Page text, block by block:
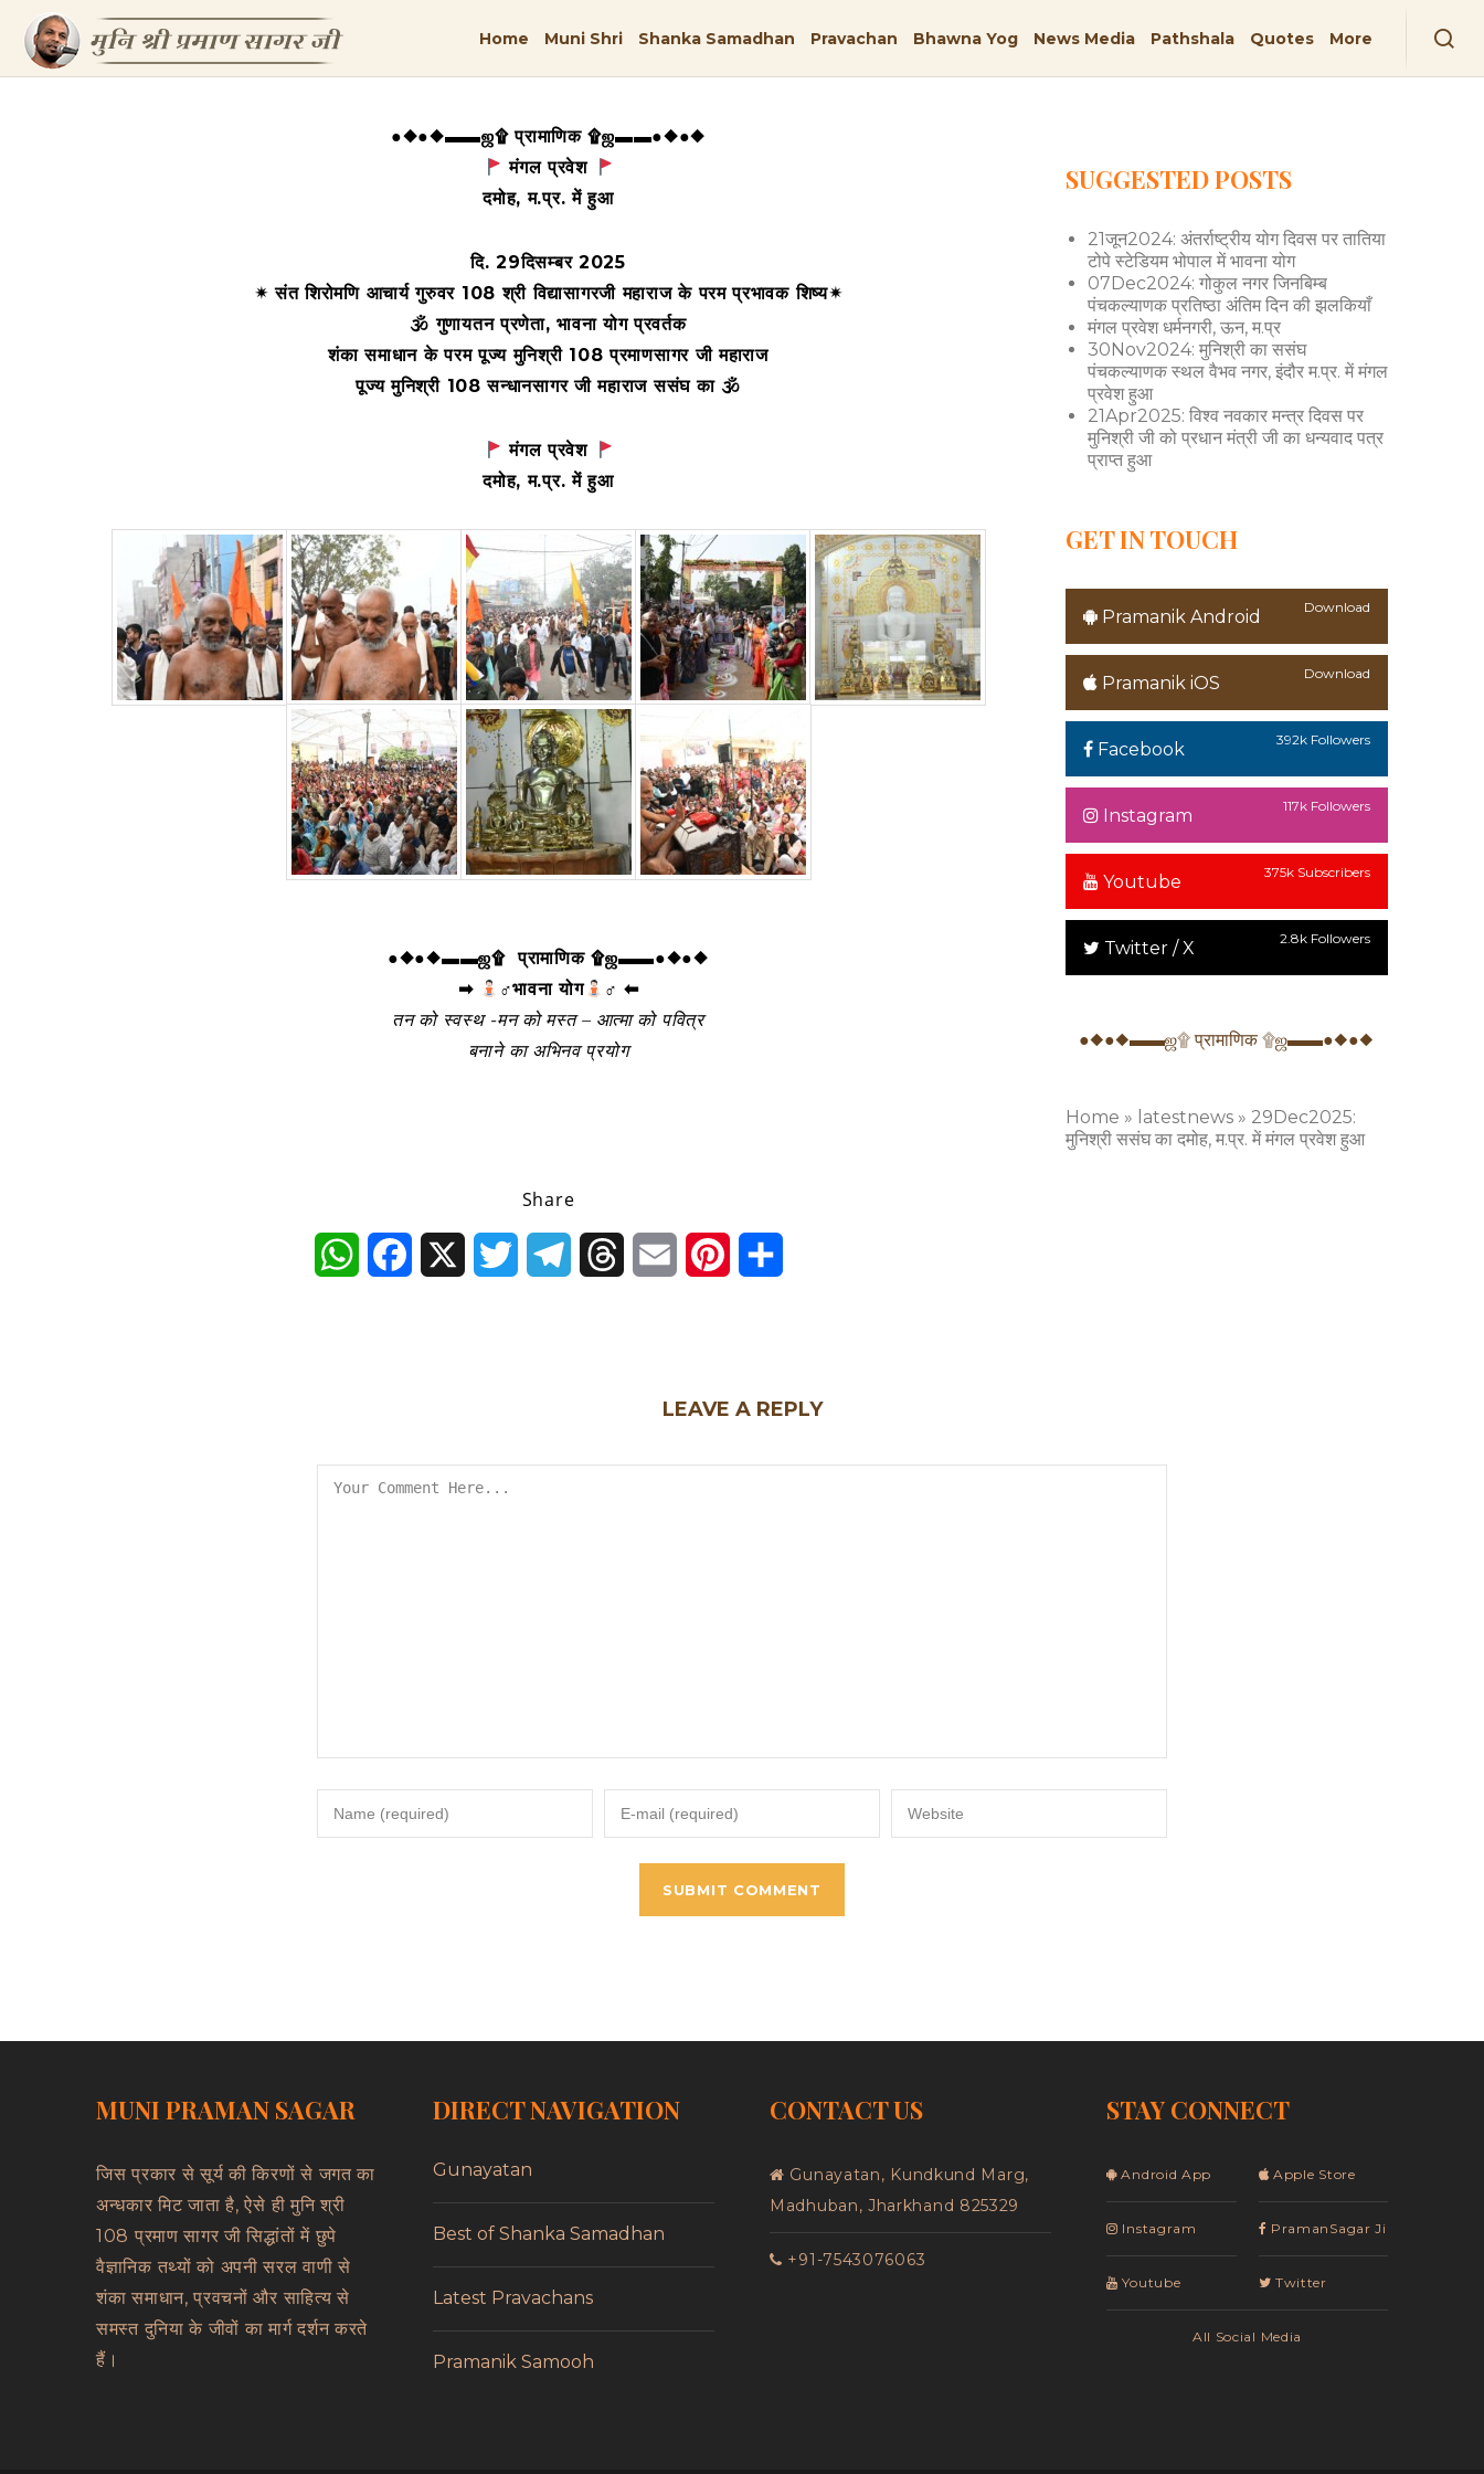
Home Muni Shri Shanka Samadhan Pravachan Bhawna Yog News Media Pathshala Quotes More
●◆●◆▬▬ஜ۩ प्रामाणिक ۩ஜ▬▬●◆●◆
मंगल प्रवेश
दमोह, म.प्र. में हुआ
दि. 29दिसम्बर 2025
✴ संत शिरोमणि आचार्य गुरुवर 108 श्री विद्यासागरजी महाराज के परम प्रभावक शिष्य✴
🕉 गुणायतन प्रणेता, भावना योग प्रवर्तक
शंका समाधान के परम पूज्य मुनिश्री 108 प्रमाणसागर जी महाराज
पूज्य मुनिश्री 108 सन्धानसागर जी महाराज ससंघ का 🕉
मंगल प्रवेश
दमोह, म.प्र. में हुआ
●◆●◆▬▬ஜ۩ प्रामाणिक ۩ஜ▬▬●◆●◆
➡
‍♂भावना योग
‍♂ ⬅
तन को स्वस्थ -मन को मस्त – आत्मा को पवित्र
बनाने का अभिनव प्रयोग
Share
WhatsAppFacebook Twitter TelegramThreadsEmail Pinterest
SUGGESTED POSTS
21जून2024: अंतर्राष्ट्रीय योग दिवस पर तातिया
टोपे स्टेडियम भोपाल में भावना योग
07Dec2024: गोकुल नगर जिनबिम्ब
पंचकल्याणक प्रतिष्ठा अंतिम दिन की झलकियाँ
मंगल प्रवेश धर्मनगरी, ऊन, म.प्र
30Nov2024: मुनिश्री का ससंघ
पंचकल्याणक स्थल वैभव नगर, इंदौर म.प्र. में मंगल
प्रवेश हुआ
21Apr2025: विश्व नवकार मन्त्र दिवस पर
मुनिश्री जी को प्रधान मंत्री जी का धन्यवाद पत्र
प्राप्त हुआ
GET IN TOUCH
Pramanik Android Download
Pramanik iOS Download
Facebook 392k Followers
Instagram 117k Followers
Youtube 375k Subscribers
Twitter / X 2.8k Followers
●◆●◆▬▬ஜ۩ प्रामाणिक ۩ஜ▬▬●◆●◆
Home » latestnews» 29Dec2025:
मुनिश्री ससंघ का दमोह, म.प्र. में मंगल प्रवेश हुआ
LEAVE A REPLY
MUNI PRAMAN SAGAR
जिस प्रकार से सूर्य की किरणों से जगत का
अन्धकार मिट जाता है, ऐसे ही मुनि श्री
108 प्रमाण सागर जी सिद्धांतों में छुपे
वैज्ञानिक तथ्यों को अपनी सरल वाणी से
शंका समाधान, प्रवचनों और साहित्य से
समस्त दुनिया के जीवों का मार्ग दर्शन करते
हैं।
DIRECT NAVIGATION
Gunayatan
Best of Shanka Samadhan
Latest Pravachans
Pramanik Samooh
CONTACT US
Gunayatan, Kundkund Marg,
Madhuban, Jharkhand 825329
+91-7543076063
STAY CONNECT
Android App
Instagram
Youtube
Apple Store
PramanSagar Ji
Twitter
All Social Media